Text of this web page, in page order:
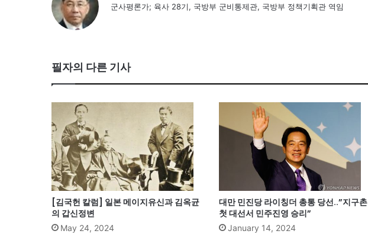
군사평론가; 육사 28기, 국방부 군비통제관, 국방부 정책기획관 역임
필자의 다른 기사
[김국헌 칼럼] 일본 메이지유신과 김옥균
의 갑신정변
May 24, 2024
대만 민진당 라이칭더 총통 당선..”지구촌
첫 대선서 민주진영 승리”
January 14, 2024